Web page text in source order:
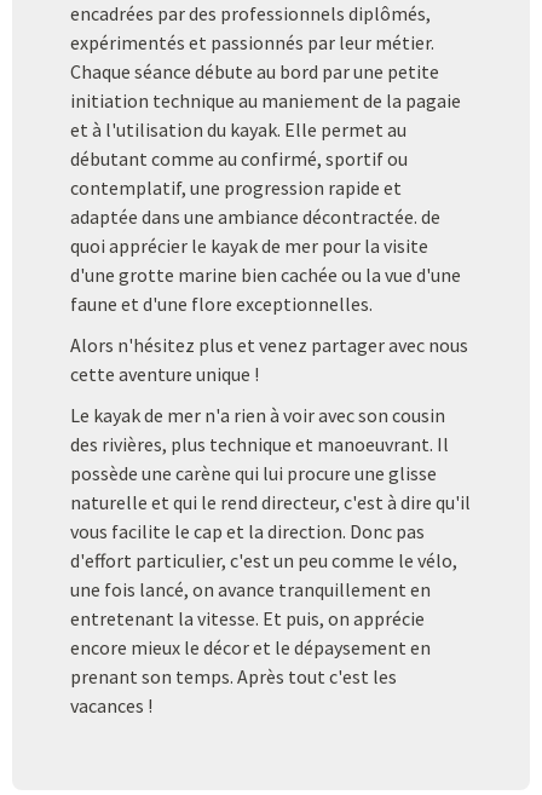
encadrées par des professionnels diplômés,
expérimentés et passionnés par leur métier.
Chaque séance débute au bord par une petite
initiation technique au maniement de la pagaie
et à l'utilisation du kayak. Elle permet au
débutant comme au confirmé, sportif ou
contemplatif, une progression rapide et
adaptée dans une ambiance décontractée. de
quoi apprécier le kayak de mer pour la visite
d'une grotte marine bien cachée ou la vue d'une
faune et d'une flore exceptionnelles.
Alors n'hésitez plus et venez partager avec nous
cette aventure unique !
Le kayak de mer n'a rien à voir avec son cousin
des rivières, plus technique et manoeuvrant. Il
possède une carène qui lui procure une glisse
naturelle et qui le rend directeur, c'est à dire qu'il
vous facilite le cap et la direction. Donc pas
d'effort particulier, c'est un peu comme le vélo,
une fois lancé, on avance tranquillement en
entretenant la vitesse. Et puis, on apprécie
encore mieux le décor et le dépaysement en
prenant son temps. Après tout c'est les
vacances !